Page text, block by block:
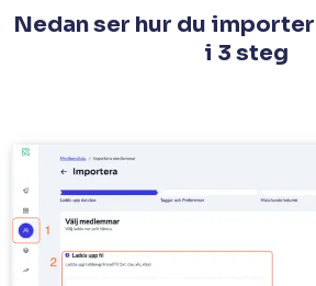
Nedan ser hur du
i 3 steg